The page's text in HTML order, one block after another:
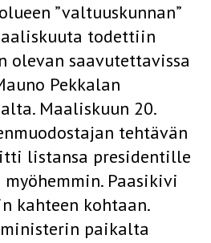
”valtuuskunnan”
todettiin
olevan saavutettavissa
Pekkalan
Maaliskuun 20.
tehtävän
listansa presidentille
Paasikivi
kahteen kohtaan.
paikalta